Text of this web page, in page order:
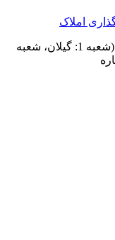
کاسپی لند برند معتبر سرمایه گذاری املاک (شعبه 1: گیلان، شعبه